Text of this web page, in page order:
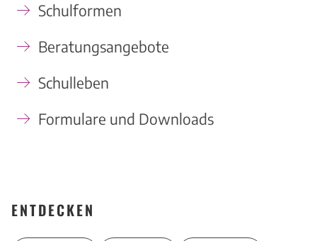
Schulformen
Beratungsangebote
Schulleben
Formulare und Downloads
ENTDECKEN